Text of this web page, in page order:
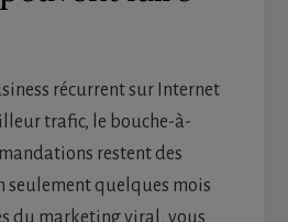
récurrent sur Internet
trafic, le bouche-à-
restent des
seulement quelques mois
du marketing viral, vous